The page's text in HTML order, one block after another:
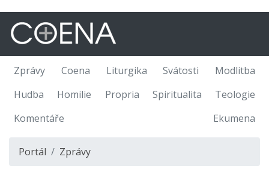
Zprávy Coena Liturgika Svátosti
Modlitba
Hudba
Homilie Propria Spiritualita
Teologie
Komentáře
Ekumena
Portál Zprávy